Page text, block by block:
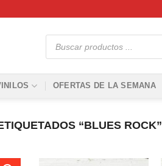
Búsqueda
OFERTAS DE LA SEMANA
“BLUES ROCK”